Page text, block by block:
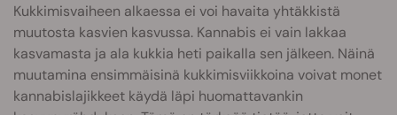
Kukkimisvaiheen alkaessa ei voi havaita yhtäkkistä
muutosta kasvien kasvussa. Kannabis ei vain lakkaa
kasvamasta ja ala kukkia heti paikalla sen jälkeen. Näinä
muutamina ensimmäisinä kukkimisviikkoina voivat monet
kannabislajikkeet käydä läpi huomattavankin